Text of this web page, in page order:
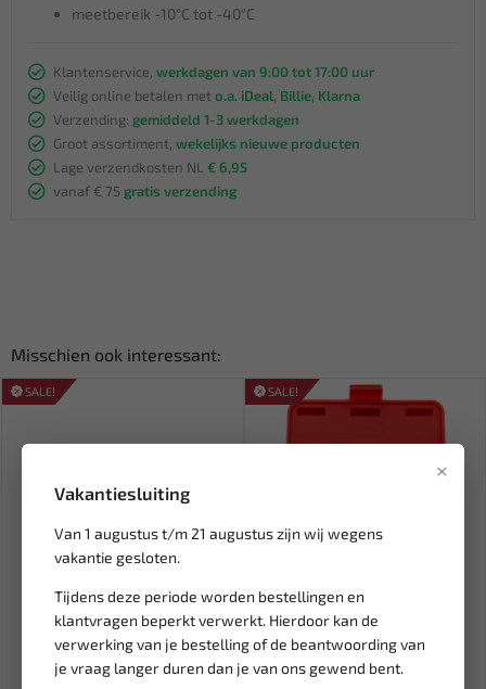
×
Vakantiesluiting
Van 1 augustus t/m 21 augustus zijn wij wegens
vakantie gesloten.
Tijdens deze periode worden bestellingen en
klantvragen beperkt verwerkt. Hierdoor kan de
verwerking van je bestelling of de beantwoording van
je vraag langer duren dan je van ons gewend bent.
meetbereik -10°C tot -40°C
Klantenservice, werkdagen van 9:00 tot 17:00 uur
Veilig online betalen met o.a. iDeal, Billie, Klarna
Verzending: gemiddeld 1-3 werkdagen
Groot assortiment, wekelijks nieuwe producten
Lage verzendkosten NL € 6,95
vanaf € 75 gratis verzending
Misschien ook interessant:
SALE!
Leverbaar
BGS Vliegwiel blokkeer
gereedschap BGS-8348
SALE!
Leverbaar
FORCE Bout en schroeven
verwijder set (linkse tapp...